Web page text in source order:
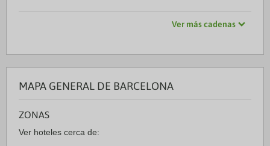
Ver más cadenas
MAPA GENERAL DE BARCELONA
ZONAS
Ver hoteles cerca de: